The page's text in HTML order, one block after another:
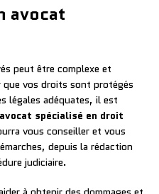
avocat
peut être complexe et
vos droits sont protégés
légales adéquates, il est
spécialisé en droit
vous conseiller et vous
depuis la rédaction
judiciaire.